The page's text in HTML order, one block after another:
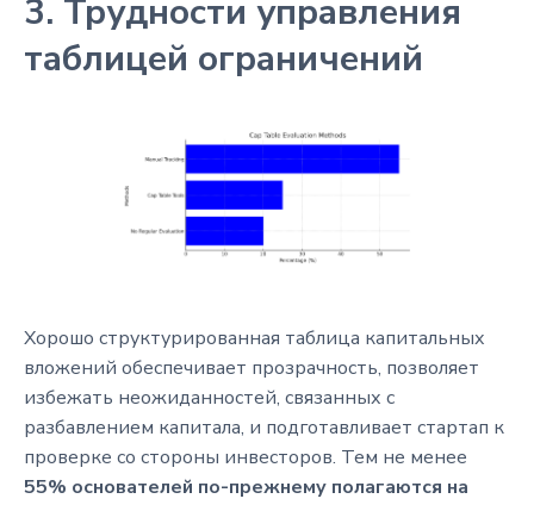
3. Трудности управления
таблицей ограничений
Хорошо структурированная таблица капитальных
вложений обеспечивает прозрачность, позволяет
избежать неожиданностей, связанных с
разбавлением капитала, и подготавливает стартап к
проверке со стороны инвесторов. Тем не менее
55% основателей по-прежнему полагаются на